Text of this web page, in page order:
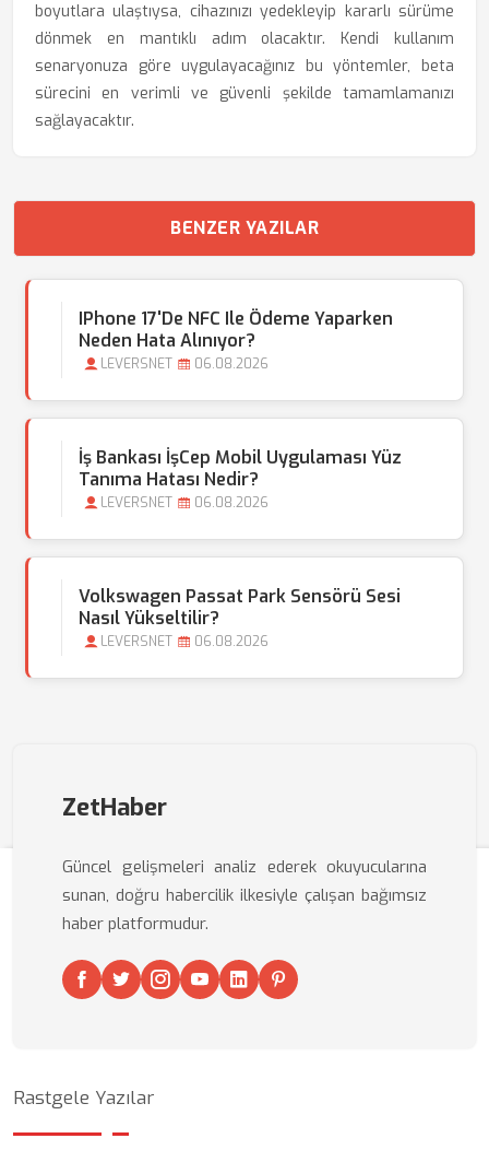
boyutlara ulaştıysa, cihazınızı yedekleyip kararlı sürüme
dönmek en mantıklı adım olacaktır. Kendi kullanım
senaryonuza göre uygulayacağınız bu yöntemler, beta
sürecini en verimli ve güvenli şekilde tamamlamanızı
sağlayacaktır.
BENZER YAZILAR
IPhone 17'de NFC Ile Ödeme Yaparken
Neden Hata Alınıyor?
LEVERSNET 06.08.2026
İş Bankası İşCep Mobil Uygulaması Yüz
Tanıma Hatası Nedir?
LEVERSNET 06.08.2026
Volkswagen Passat Park Sensörü Sesi
Nasıl Yükseltilir?
LEVERSNET 06.08.2026
ZetHaber
Güncel gelişmeleri analiz ederek okuyucularına
sunan, doğru habercilik ilkesiyle çalışan bağımsız
haber platformudur.
Rastgele Yazılar